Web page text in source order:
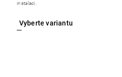
instalaci.